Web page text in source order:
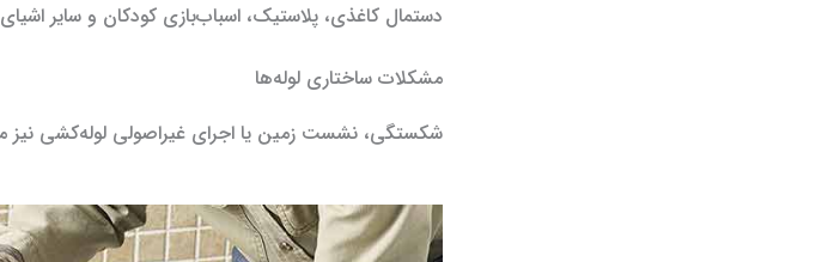
دستمال کاغذی، پلاستیک، اسباب‌بازی کودکان و سایر
مشکلات ساختاری لوله‌ها
شکستگی، نشست زمین یا اجرای غیراصولی لوله‌کشی